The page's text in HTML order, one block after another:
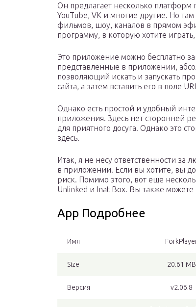
Он предлагает несколько
YouTube, VK и многие другие. Но
фильмов, шоу, каналов в прямом
программу, в которую хотите
Это приложение можно бесплатно
представленные в приложении,
позволяющий искать и запускать
сайта, а затем вставить его в поле
Однако есть простой и удобный
приложения. Здесь нет сторонней
для приятного досуга. Однако это
здесь.
Итак, я не несу ответственности
в приложении. Если вы хотите, вы
риск. Помимо этого, вот еще
Unlinked и Inat Box. Вы также можете
App Подробнее
Имя
Size 20.61 MB
Версия v2.06.8